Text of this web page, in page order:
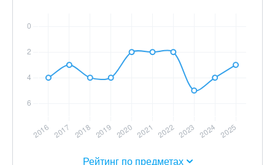
Рейтинг по предметах